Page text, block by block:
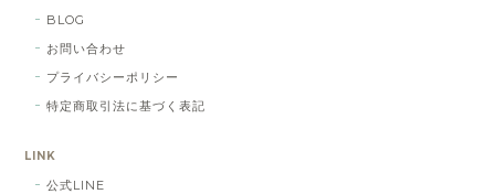
BLOG
お問い合わせ
プライバシーポリシー
特定商取引法に基づく表記
LINK
公式LINE